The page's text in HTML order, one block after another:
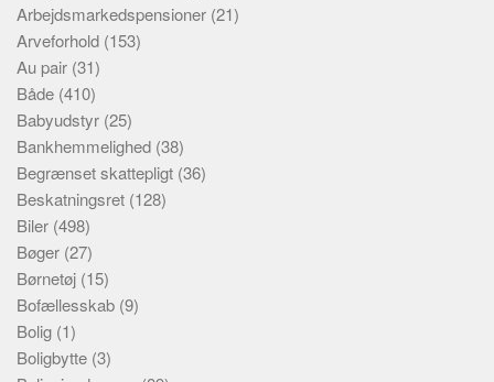
Arbejdsmarkedspensioner (21)
Arveforhold (153)
Au pair (31)
Både (410)
Babyudstyr (25)
Bankhemmelighed (38)
Begrænset skattepligt (36)
Beskatningsret (128)
Biler (498)
Bøger (27)
Børnetøj (15)
Bofællesskab (9)
Bolig (1)
Boligbytte (3)